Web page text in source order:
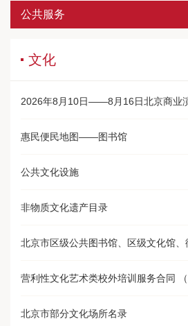
公共服务
文化
惠民便民地图——图书馆
公共文化设施
非物质文化遗产目录
北京市部分文化场所名录